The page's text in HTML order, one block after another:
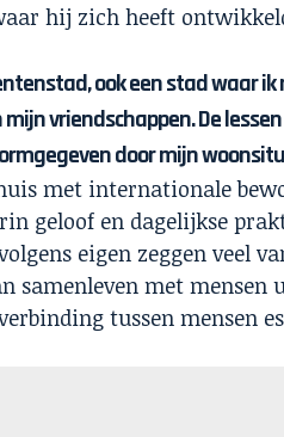
hij zich heeft
ook een stad waar
vriendschappen. De
door mijn
met internationale
geloof en dagelijkse
eigen zeggen veel
samenleven met mensen
tussen mensen